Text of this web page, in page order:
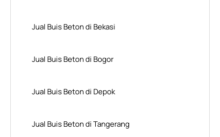
Jual Buis Beton di Bekasi
Jual Buis Beton di Bogor
Jual Buis Beton di Depok
Jual Buis Beton di Tangerang